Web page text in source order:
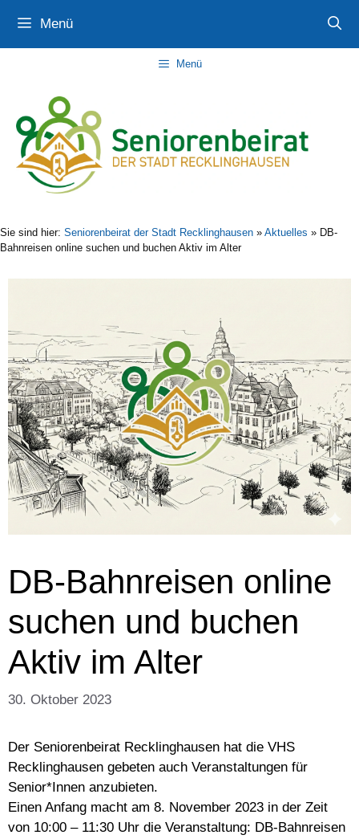
Inhalt
springen
Navigation
springen
Inhalt
springen
Menü
Menü
Sie sind hier: Seniorenbeirat der Stadt Recklinghausen » Aktuelles » DB-
Bahnreisen online suchen und buchen Aktiv im Alter
DB-Bahnreisen online
suchen und buchen
Aktiv im Alter
30. Oktober 2023
Der Seniorenbeirat Recklinghausen hat die VHS
Recklinghausen gebeten auch Veranstaltungen für
Senior*Innen anzubieten.
Einen Anfang macht am 8. November 2023 in der Zeit
von 10:00 – 11:30 Uhr die Veranstaltung: DB-Bahnreisen